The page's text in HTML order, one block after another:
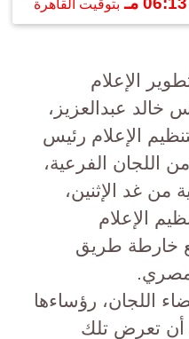
بتوقيت القاهرة
الإعلام
خالد عبدالعزيز،
الإعلام رئيس
اللجان الفرعية،
من غد الإثنين،
الإعلام
خارطة طريق
اللجان، رؤساءها
أن تعرض تلك